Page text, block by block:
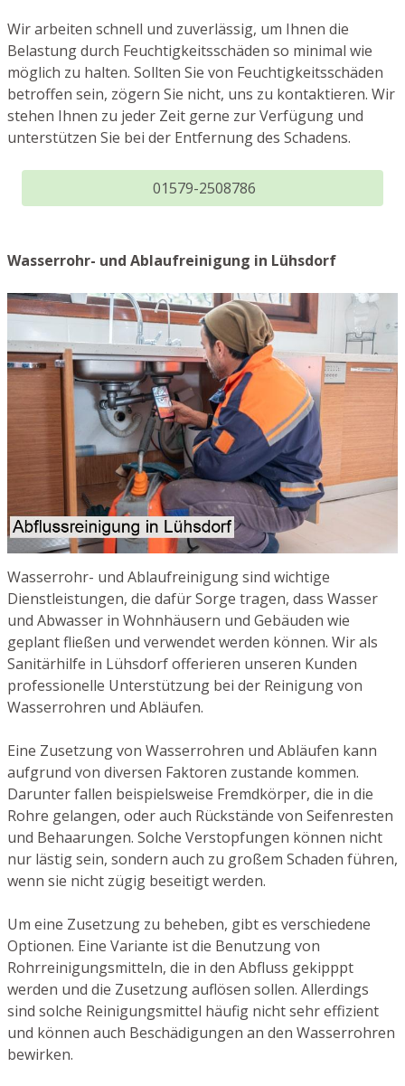
Wir arbeiten schnell und zuverlässig, um Ihnen die
Belastung durch Feuchtigkeitsschäden so minimal wie
möglich zu halten. Sollten Sie von Feuchtigkeitsschäden
betroffen sein, zögern Sie nicht, uns zu kontaktieren. Wir
stehen Ihnen zu jeder Zeit gerne zur Verfügung und
unterstützen Sie bei der Entfernung des Schadens.
01579-2508786
Wasserrohr- und Ablaufreinigung in Lühsdorf
Wasserrohr- und Ablaufreinigung sind wichtige
Dienstleistungen, die dafür Sorge tragen, dass Wasser
und Abwasser in Wohnhäusern und Gebäuden wie
geplant fließen und verwendet werden können. Wir als
Sanitärhilfe in Lühsdorf offerieren unseren Kunden
professionelle Unterstützung bei der Reinigung von
Wasserrohren und Abläufen.
Eine Zusetzung von Wasserrohren und Abläufen kann
aufgrund von diversen Faktoren zustande kommen.
Darunter fallen beispielsweise Fremdkörper, die in die
Rohre gelangen, oder auch Rückstände von Seifenresten
und Behaarungen. Solche Verstopfungen können nicht
nur lästig sein, sondern auch zu großem Schaden führen,
wenn sie nicht zügig beseitigt werden.
Um eine Zusetzung zu beheben, gibt es verschiedene
Optionen. Eine Variante ist die Benutzung von
Rohrreinigungsmitteln, die in den Abfluss gekipppt
werden und die Zusetzung auflösen sollen. Allerdings
sind solche Reinigungsmittel häufig nicht sehr effizient
und können auch Beschädigungen an den Wasserrohren
bewirken.